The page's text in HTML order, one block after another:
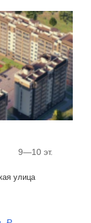
9—10 эт.
улица